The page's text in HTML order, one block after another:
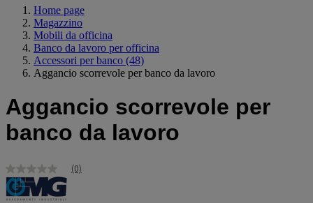
Home page
Magazzino
Mobili da officina
Banco da lavoro per officina
Accessori per banco (48)
Aggancio scorrevole per banco da lavoro
Aggancio scorrevole per
banco da lavoro
Nessuna
valutazione
Stesso
(0)